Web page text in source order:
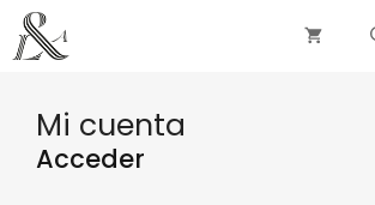
Mi cuenta
Acceder